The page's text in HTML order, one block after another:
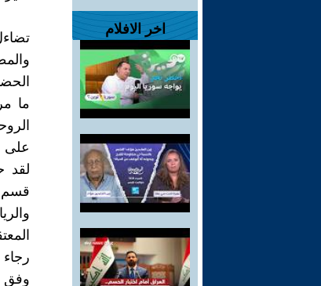
اخر الافلام
ما
على
لقد
قسم
وفق